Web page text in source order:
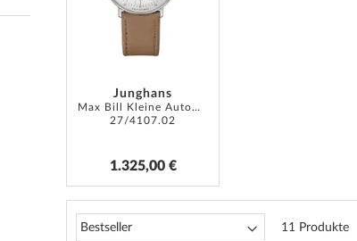
Junghans
Max Bill Kleine Automatic 34mm 5ATM
27/4107.02
1.325,00 €
11Produkte